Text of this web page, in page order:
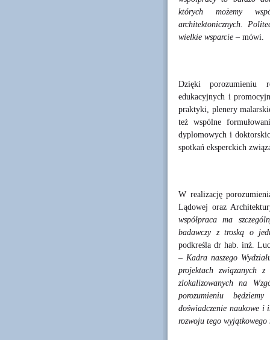
których możemy
architektonicznych.
wielkie wsparcie – mówi.
Dzięki porozumieniu
edukacyjnych i
praktyki, plenery
też wspólne
dyplomowych i
spotkań eksperckich
W realizację
Lądowej oraz
współpraca ma
badawczy z troską o
podkreśla dr hab. inż.
– Kadra naszego
projektach związanych
zlokalizowanych na
porozumieniu
doświadczenie naukowe i
rozwoju tego wyjątkowego